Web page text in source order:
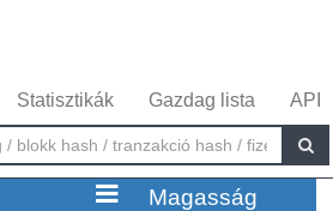
Statisztikák Gazdag lista API
Magasság